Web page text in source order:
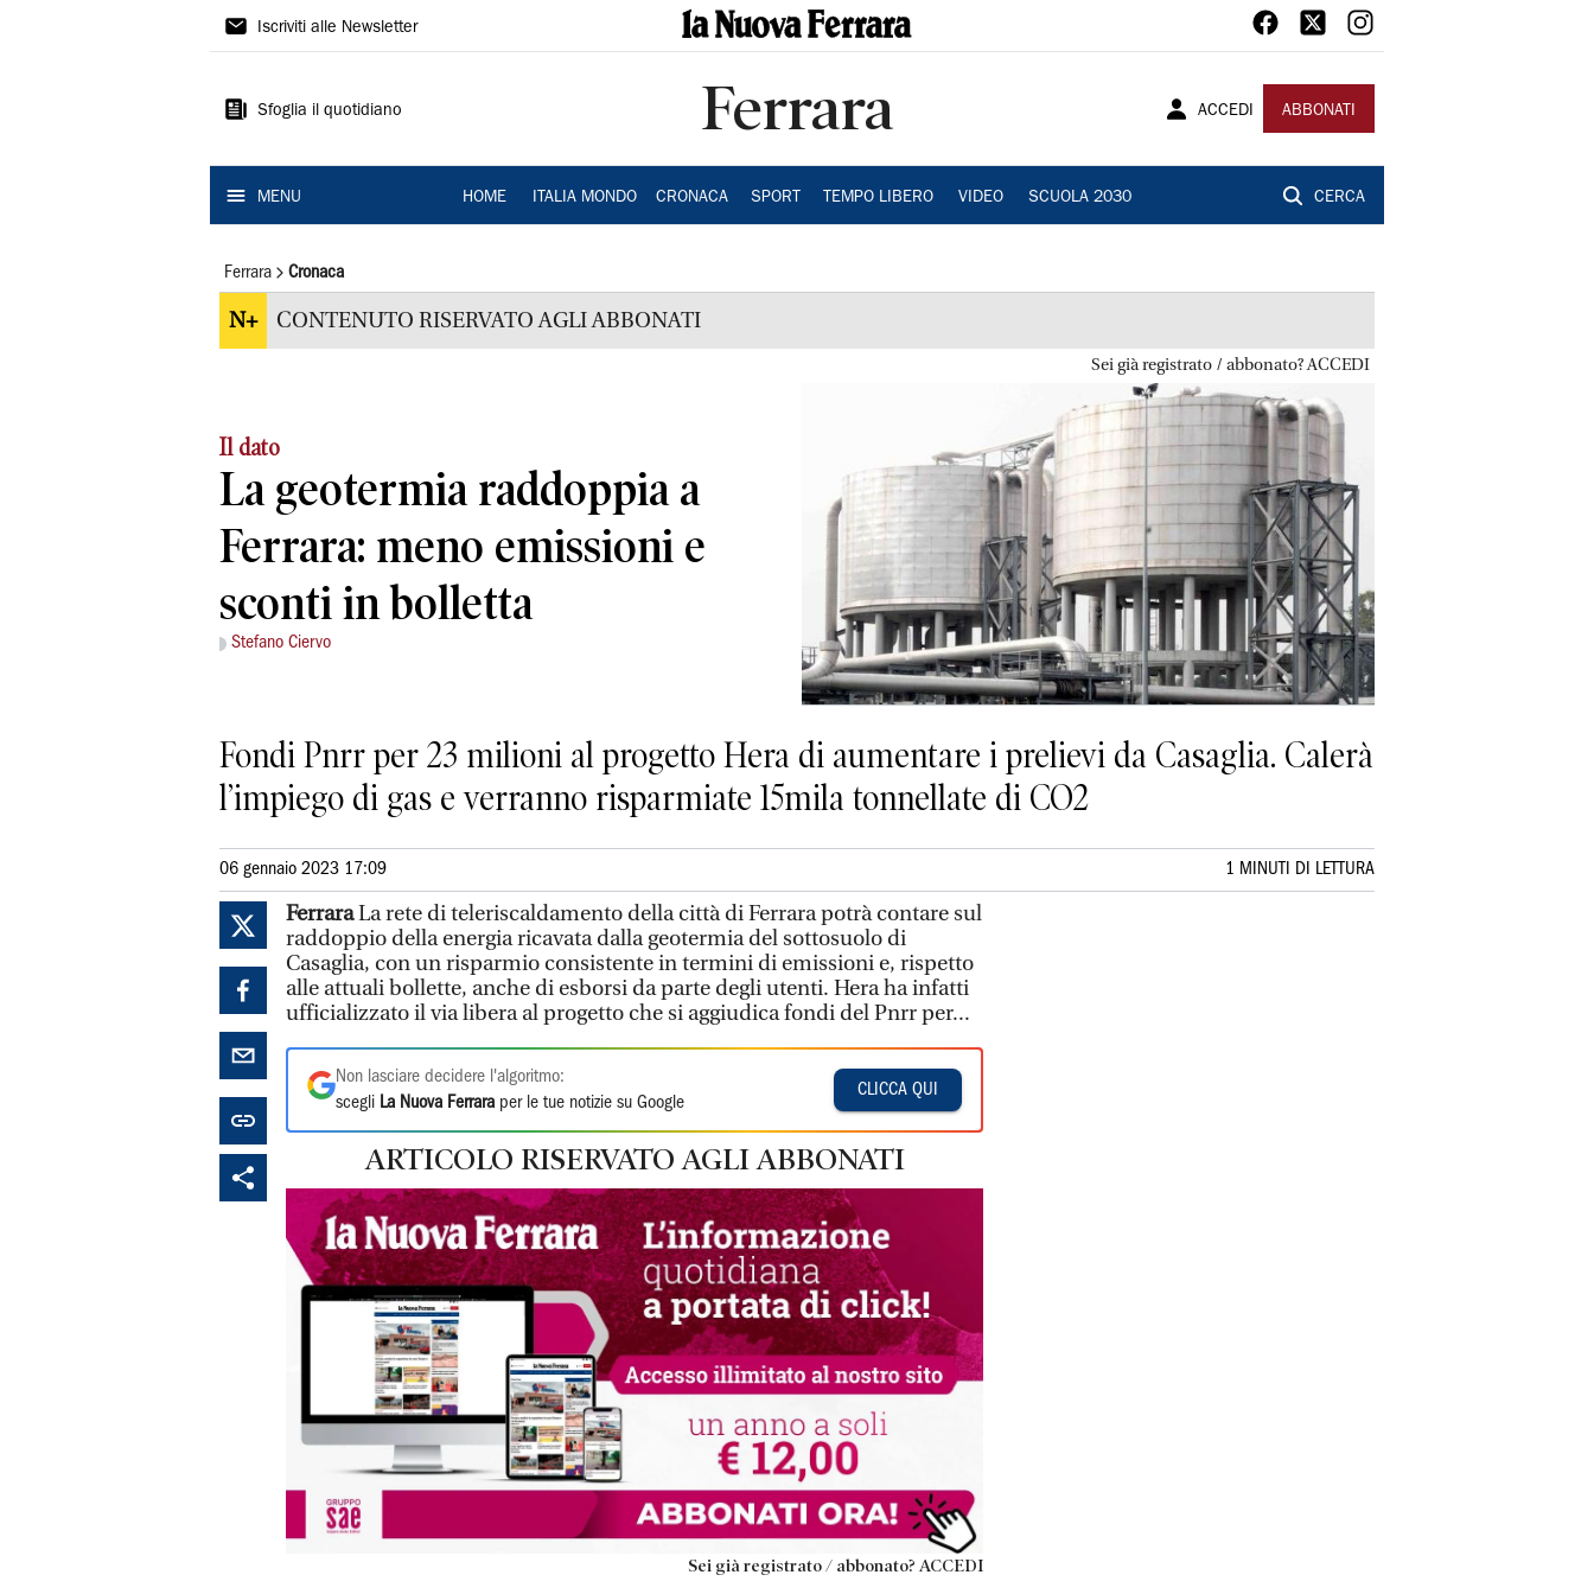
La
Ferrara
Iscriviti alle Newsletter
Sfoglia il quotidiano Ferrara ACCEDI ABBONATI
MENU HOME ITALIA MONDO CRONACA SPORT TEMPO LIBERO VIDEO SCUOLA 2030 CERCA
Ferrara Cronaca
N+ CONTENUTO RISERVATO AGLI ABBONATI
Sei già registrato / abbonato? ACCEDI
Il dato
La geotermia raddoppia a
Ferrara: meno emissioni e
sconti in bolletta
Stefano Ciervo
Fondi Pnrr per 23 milioni al progetto Hera di aumentare i prelievi da Casaglia. Calerà
l’impiego di gas e verranno risparmiate 15mila tonnellate di CO2
06 gennaio 2023 17:09 1 MINUTI DI LETTURA
FerraraLa rete di teleriscaldamento della città di Ferrara potrà contare sul
raddoppio della energia ricavata dalla geotermia del sottosuolo di
Casaglia, con un risparmio consistente in termini di emissioni e, rispetto
alle attuali bollette, anche di esborsi da parte degli utenti. Hera ha infatti
ufficializzato il via libera al progetto che si aggiudica fondi del Pnrr per...
Non lasciare decidere l'algoritmo:
scegli La Nuova Ferrara per le tue notizie su Google
CLICCA QUI
ARTICOLO RISERVATO AGLI ABBONATI
Sei già registrato / abbonato? ACCEDI